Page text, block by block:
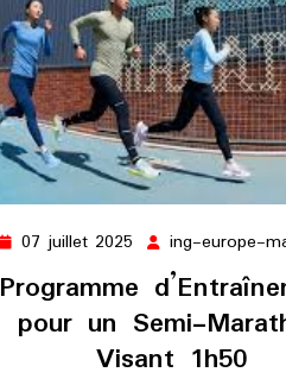
07 juillet 2025 07
juillet
2025
ing-europe-
Programme
pour un Semi-
Visant 1h50